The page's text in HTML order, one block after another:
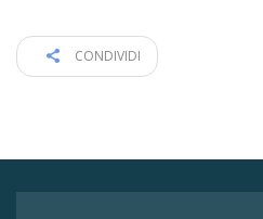
CONDIVIDI